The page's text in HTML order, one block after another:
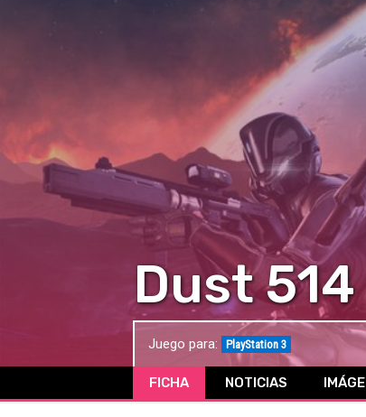
Dust 514
Juego para: PlayStation 3
FICHA NOTICIAS